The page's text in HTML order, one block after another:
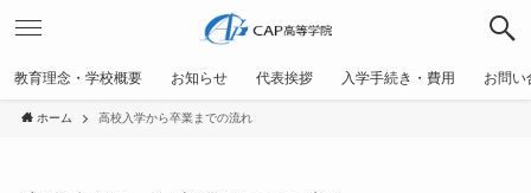
教育理念・学校概要 お知らせ 代表挨拶 入学手続き・費用 お問い
ホーム 高校入学から卒業までの流れ